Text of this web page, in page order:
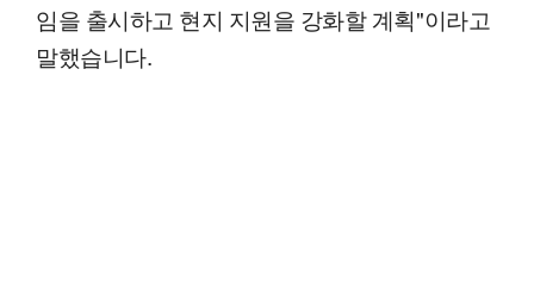
임을 출시하고 현지 지원을 강화할 계획"이라고
말했습니다.